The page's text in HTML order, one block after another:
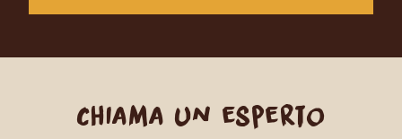
Chiama un esperto